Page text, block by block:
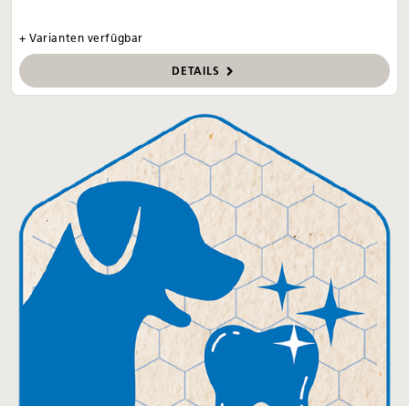
+ Varianten verfügbar
DETAILS